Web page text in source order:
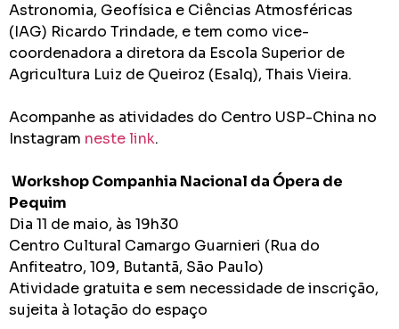
Astronomia, Geofísica e Ciências Atmosféricas
(IAG) Ricardo Trindade, e tem como vice-
coordenadora a diretora da Escola Superior de
Agricultura Luiz de Queiroz (Esalq), Thais Vieira.
Acompanhe as atividades do Centro USP-China no
Instagram neste link.
Workshop Companhia Nacional da Ópera de
Pequim
Dia 11 de maio, às 19h30
Centro Cultural Camargo Guarnieri (Rua do
Anfiteatro, 109, Butantã, São Paulo)
Atividade gratuita e sem necessidade de inscrição,
sujeita à lotação do espaço